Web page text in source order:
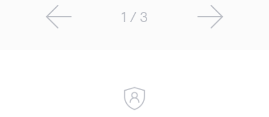
1 / 3